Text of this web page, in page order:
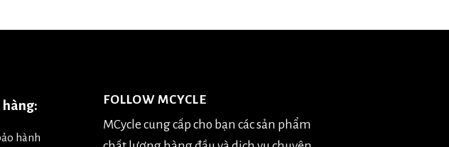
hàng:
hành
FOLLOW MCYCLE
MCycle cung cấp cho bạn các sản phẩm